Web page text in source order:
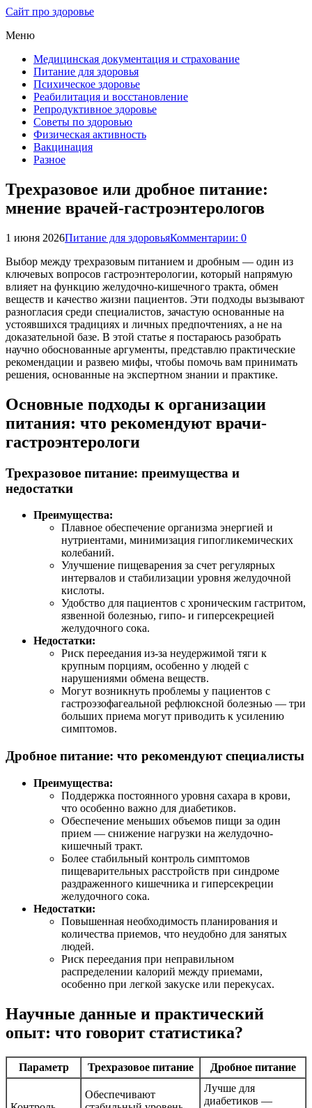
Сайт про здоровье
Меню
Медицинская документация и страхование
Питание для здоровья
Психическое здоровье
Реабилитация и восстановление
Репродуктивное здоровье
Советы по здоровью
Физическая активность
Вакцинация
Разное
Трехразовое или дробное питание:
мнение врачей-гастроэнтерологов
1 июня 2026Питание для здоровьяКомментарии: 0
Выбор между трехразовым питанием и дробным — один из
ключевых вопросов гастроэнтерологии, который напрямую
влияет на функцию желудочно-кишечного тракта, обмен
веществ и качество жизни пациентов. Эти подходы вызывают
разногласия среди специалистов, зачастую основанные на
устоявшихся традициях и личных предпочтениях, а не на
доказательной базе. В этой статье я постараюсь разобрать
научно обоснованные аргументы, представлю практические
рекомендации и развею мифы, чтобы помочь вам принимать
решения, основанные на экспертном знании и практике.
Основные подходы к организации
питания: что рекомендуют врачи-
гастроэнтерологи
Трехразовое питание: преимущества и
недостатки
Преимущества:
Плавное обеспечение организма энергией и
нутриентами, минимизация гипогликемических
колебаний.
Улучшение пищеварения за счет регулярных
интервалов и стабилизации уровня желудочной
кислоты.
Удобство для пациентов с хроническим гастритом,
язвенной болезнью, гипо- и гиперсекрецией
желудочного сока.
Недостатки:
Риск переедания из-за неудержимой тяги к
крупным порциям, особенно у людей с
нарушениями обмена веществ.
Могут возникнуть проблемы у пациентов с
гастроэзофагеальной рефлюксной болезнью — три
больших приема могут приводить к усилению
симптомов.
Дробное питание: что рекомендуют специалисты
Преимущества:
Поддержка постоянного уровня сахара в крови,
что особенно важно для диабетиков.
Обеспечение меньших объемов пищи за один
прием — снижение нагрузки на желудочно-
кишечный тракт.
Более стабильный контроль симптомов
пищеварительных расстройств при синдроме
раздраженного кишечника и гиперсекреции
желудочного сока.
Недостатки:
Повышенная необходимость планирования и
количества приемов, что неудобно для занятых
людей.
Риск переедания при неправильном
распределении калорий между приемами,
особенно при легкой закуске или перекусах.
Научные данные и практический
опыт: что говорит статистика?
Параметр Трехразовое питание Дробное питание
Обеспечивают
Лучше для
диабетиков —